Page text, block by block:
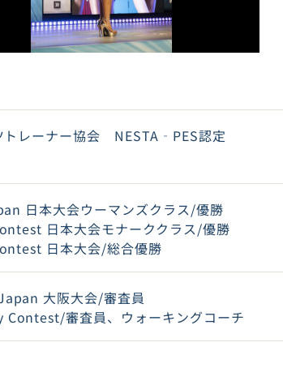
トレーナー協会 NESTA‐PES認定
日本大会ウーマンズクラス/優勝
日本大会モナーククラス/優勝
日本大会/総合優勝
大阪大会/審査員
審査員、ウォーキングコーチ